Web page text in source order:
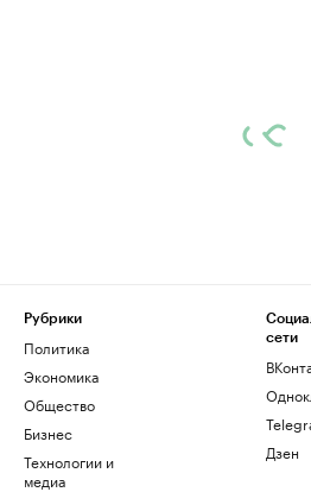
Рубрики
Политика
Экономика
Общество
Бизнес
Технологии и
медиа
сети
Дзен